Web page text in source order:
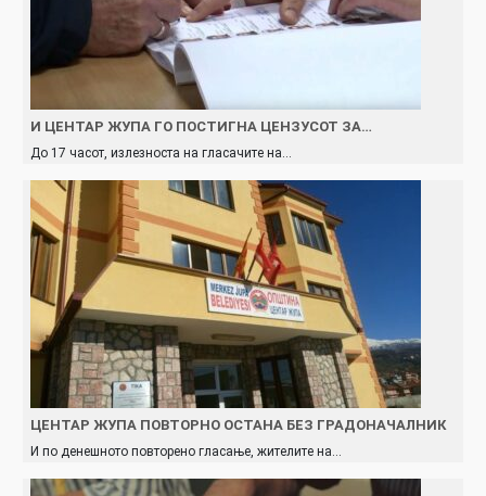
И ЦЕНТАР ЖУПА ГО ПОСТИГНА ЦЕНЗУСОТ ЗА…
До 17 часот, излезноста на гласачите на…
ЦЕНТАР ЖУПА ПОВТОРНО ОСТАНА БЕЗ ГРАДОНАЧАЛНИК
И по денешното повторено гласање, жителите на…